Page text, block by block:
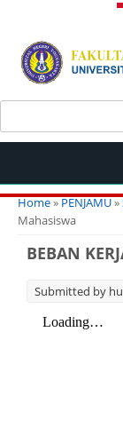
Search form
You are here
Home»PENJAMU»
Mahasiswa
BEBAN
Submitted by